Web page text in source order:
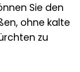
Sie den
ohne kalte
zu